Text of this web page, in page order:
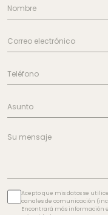
Acepto que mis datos se
canales de comunicación
Encontrará más información